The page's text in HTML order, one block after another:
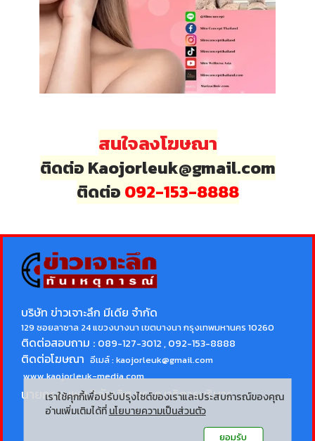
สนใจลงโฆษณา
ติดต่อ Kaojorleuk@gmail.com
ติดต่อ 092-153-8888
บริษัท ข่าวเจาะลึก มีเดีย จำกัด
129 ซอยลาซาล 24 แขวงบางนา เขตบางนา กรุงเทพมหานคร 10260
ติดต่อสอบถาม : 089-127-3012 , 092-153-8888
ติดต่อโฆษณา อีเมล์ :kaojorleuk@gmail.com
www.kaojorleuk-media.com
นายกรธนพล วิลัยเลิศบรรณาธิการบริหาร
เราใช้คุกกี้เพื่อปรับปรุงไซต์ของเราและประสบการณ์ของคุณ
อ่านเพิ่มเติมได้ที่ นโยบายความเป็นส่วนตัว
ยอมรับ